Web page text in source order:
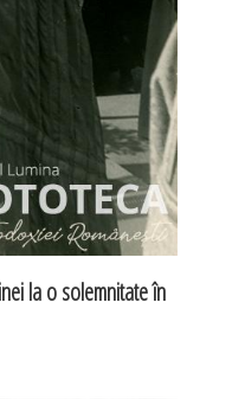
la o solemnitate în